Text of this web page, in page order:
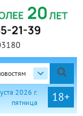
18+
2026 г.
пятница